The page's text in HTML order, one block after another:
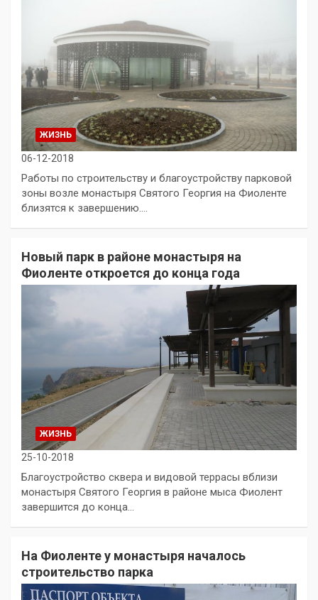
ЖИЗНЬ
06-12-2018
Работы по строительству и благоустройству парковой
зоны возле монастыря Святого Георгия на Фиоленте
близятся к завершению.…
Новый парк в районе монастыря на
Фиоленте откроется до конца года
ЖИЗНЬ
25-10-2018
Благоустройство сквера и видовой террасы вблизи
монастыря Святого Георгия в районе мыса Фиолент
завершится до конца…
На Фиоленте у монастыря началось
строительство парка